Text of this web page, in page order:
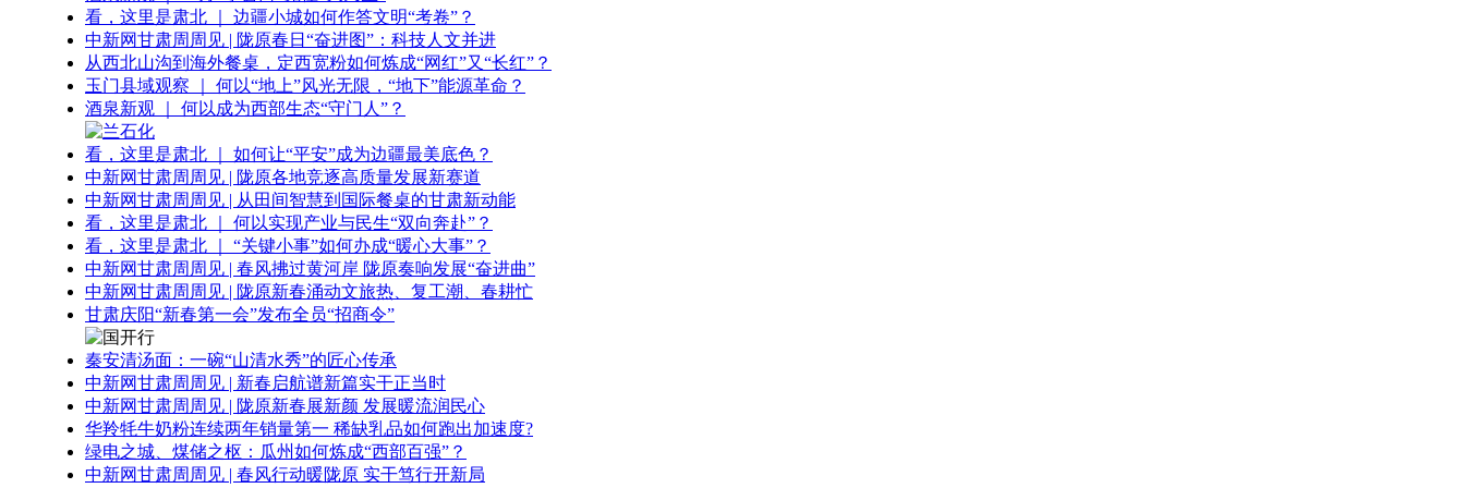
看，这里是肃北 ｜ 边疆小城如何作答文明“考卷”？
中新网甘肃周周见 | 陇原春日“奋进图”：科技人文并进
从西北山沟到海外餐桌，定西宽粉如何炼成“网红”又“长红”？
玉门县域观察 ｜ 何以“地上”风光无限，“地下”能源革命？
酒泉新观 ｜ 何以成为西部生态“守门人”？
看，这里是肃北 ｜ 如何让“平安”成为边疆最美底色？
中新网甘肃周周见 | 陇原各地竞逐高质量发展新赛道
中新网甘肃周周见 | 从田间智慧到国际餐桌的甘肃新动能
看，这里是肃北 ｜ 何以实现产业与民生“双向奔赴”？
看，这里是肃北 ｜ “关键小事”如何办成“暖心大事”？
中新网甘肃周周见 | 春风拂过黄河岸 陇原奏响发展“奋进曲”
中新网甘肃周周见 | 陇原新春涌动文旅热、复工潮、春耕忙
甘肃庆阳“新春第一会”发布全员“招商令”
秦安清汤面：一碗“山清水秀”的匠心传承
中新网甘肃周周见 | 新春启航谱新篇实干正当时
中新网甘肃周周见 | 陇原新春展新颜 发展暖流润民心
华羚牦牛奶粉连续两年销量第一 稀缺乳品如何跑出加速度?
绿电之城、煤储之枢：瓜州如何炼成“西部百强”？
中新网甘肃周周见 | 春风行动暖陇原 实干笃行开新局